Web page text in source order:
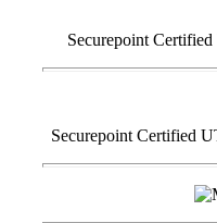
Securepoint
Securepoint Certified